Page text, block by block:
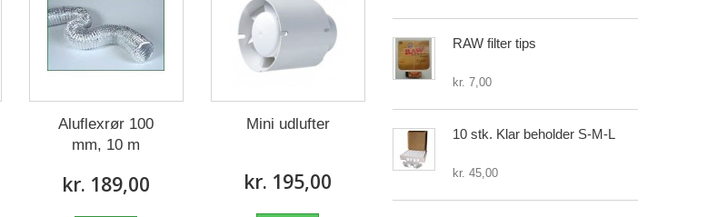
Aluflexrør 100
mm, 10 m
kr. 189,00
Mini udlufter
kr. 195,00
RAW filter tips
kr. 7,00
10 stk. Klar beholder S-M-L
kr. 45,00